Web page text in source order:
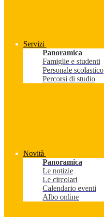
Servizi
Panoramica
Famiglie e studenti
Personale scolastico
Percorsi di studio
Novità
Panoramica
Le notizie
Le circolari
Calendario eventi
Albo online